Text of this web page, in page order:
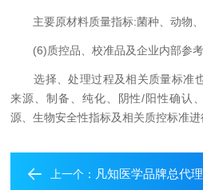
主要原材料质量指标:菌种、动物
(6)质控品、校准品及企业内部参
选择、处理过程及相关质量标准
来源、制备、纯化、阴性/阳性确认
源、生物安全性指标及相关质控标准进
上一个： 凡知医学品牌总代理